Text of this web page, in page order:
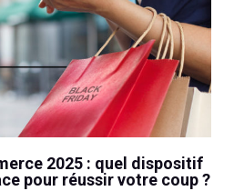
2025 : quel dispositif
pour réussir votre coup ?